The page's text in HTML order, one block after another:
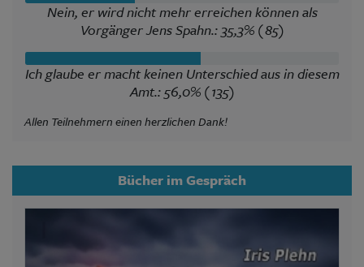
Nein, er wird nicht mehr erreichen können als
Vorgänger Jens Spahn.: 35,3% (85)
Ich glaube er macht keinen Unterschied aus in diesem
Amt.: 56,0% (135)
Allen Teilnehmern einen herzlichen Dank!
Bücher im Gespräch